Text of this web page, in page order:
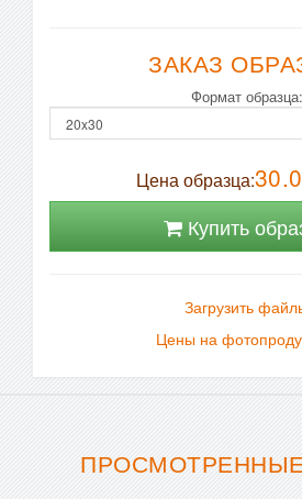
ЗАКАЗ
Формат образца:
Цена образца:
Купить
Загрузить
Цены на